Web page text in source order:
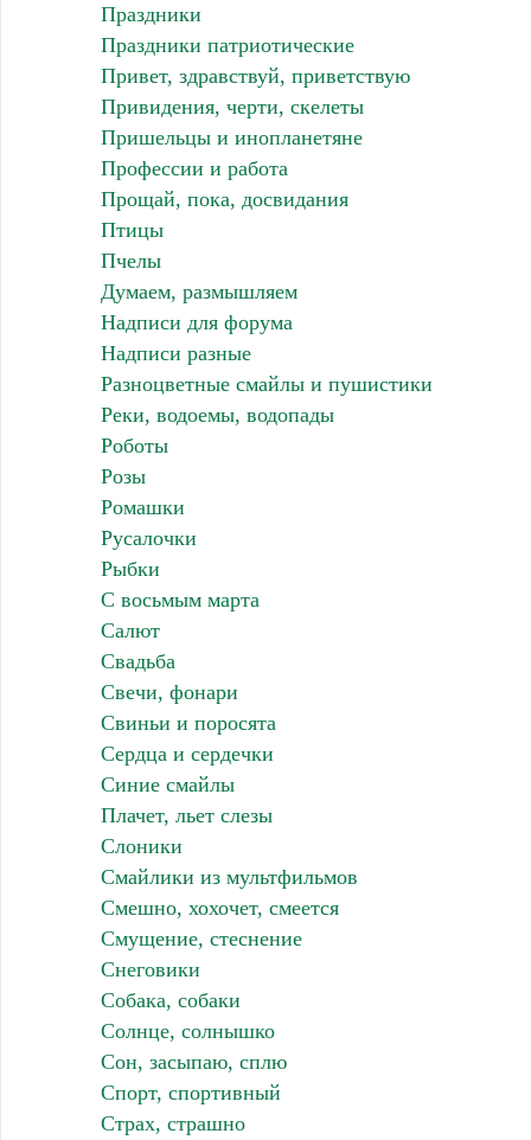
Праздники
Праздники патриотические
Привет, здравствуй, приветствую
Привидения, черти, скелеты
Пришельцы и инопланетяне
Профессии и работа
Прощай, пока, досвидания
Птицы
Пчелы
Думаем, размышляем
Надписи для форума
Надписи разные
Разноцветные смайлы и пушистики
Реки, водоемы, водопады
Роботы
Розы
Ромашки
Русалочки
Рыбки
С восьмым марта
Салют
Свадьба
Свечи, фонари
Свиньи и поросята
Сердца и сердечки
Синие смайлы
Плачет, льет слезы
Слоники
Смайлики из мультфильмов
Смешно, хохочет, смеется
Смущение, стеснение
Снеговики
Собака, собаки
Солнце, солнышко
Сон, засыпаю, сплю
Спорт, спортивный
Страх, страшно